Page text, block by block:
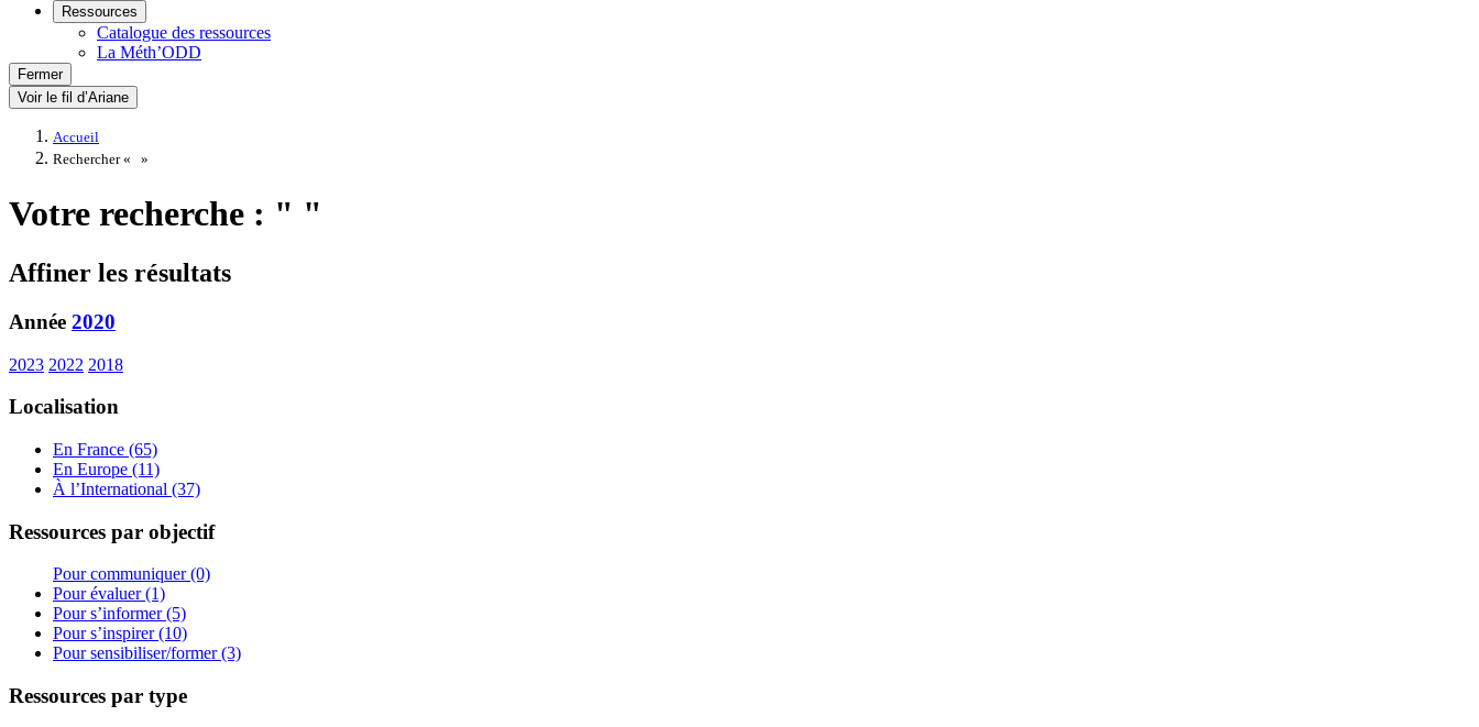
Ressources
Catalogue des ressources
La Méth’ODD
Fermer
Voir le fil d’Ariane
Accueil
Rechercher «
»
Votre recherche : " "
Affiner les résultats
Année 2020
2023 2022 2018
Localisation
En France (65)
En Europe (11)
À l’International (37)
Ressources par objectif
Pour communiquer (0)
Pour évaluer (1)
Pour s’informer (5)
Pour s’inspirer (10)
Pour sensibiliser/former (3)
Ressources par type